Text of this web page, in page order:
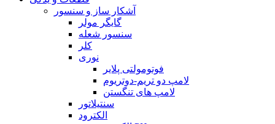
آشکار ساز و سنسور
گایگر مولر
سنسور شعله
کلر
نوری
فوتومولتی پلایر
لامپ دو تریم-دوتریوم
لامپ های تنگستن
سنتیلاتور
الکترود